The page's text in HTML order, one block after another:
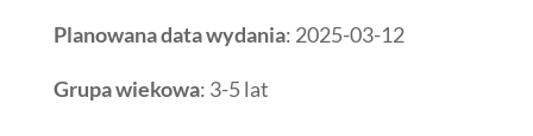
Planowana data wydania: 2025-03-12
Grupa wiekowa: 3-5 lat